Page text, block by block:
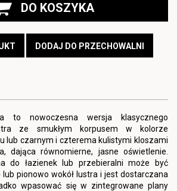
DO KOSZYKA
DODAJ DO PRZECHOWALNI
to nowoczesna wersja klasycznego
ze smukłym korpusem w kolorze
lub czarnym i czterema kulistymi kloszami
dająca równomierne, jasne oświetlenie.
do łazienek lub przebieralni może być
pionowo wokół lustra i jest dostarczana
wpasować się w zintegrowane plany